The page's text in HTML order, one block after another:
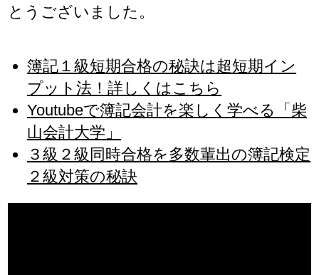
とうございました。
簿記１級短期合格の秘訣は超短期イン
プット法！詳しくはこちら
Youtubeで簿記会計を楽しく学べる「柴
山会計大学」
３級２級同時合格を多数輩出の簿記検定
２級対策の秘訣